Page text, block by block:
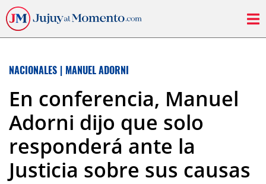
NACIONALES | MANUEL ADORNI
En conferencia, Manuel
Adorni dijo que solo
responderá ante la
Justicia sobre sus causas